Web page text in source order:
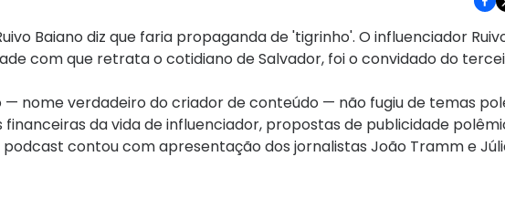
Baiano diz que faria propaganda de 'tigrinho'. O influenciador
com que retrata o cotidiano de Salvador, foi o convidado do
— nome verdadeiro do criador de conteúdo — não fugiu de temas
da vida de influenciador, propostas de publicidade
contou com apresentação dos jornalistas João Tramm e